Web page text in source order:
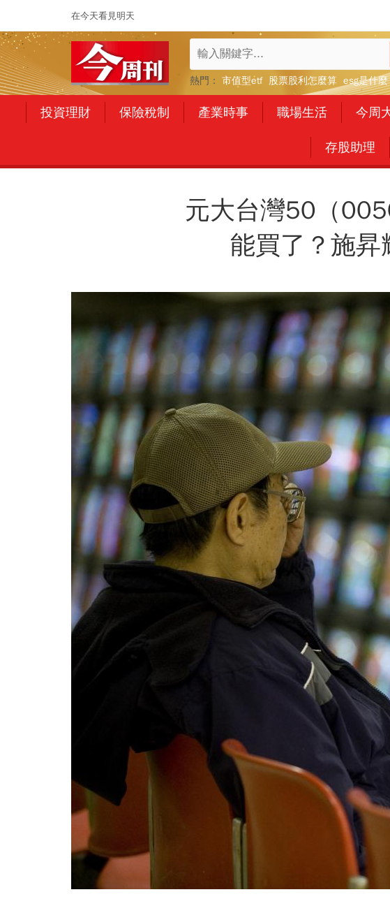
在今天看見明天
熱門： 市值型etf 股票股利怎麼算 esg是什麼
投資理財 保險稅制 產業時事 職場生活 今周
存股助理
元大台灣50（
能買了？施